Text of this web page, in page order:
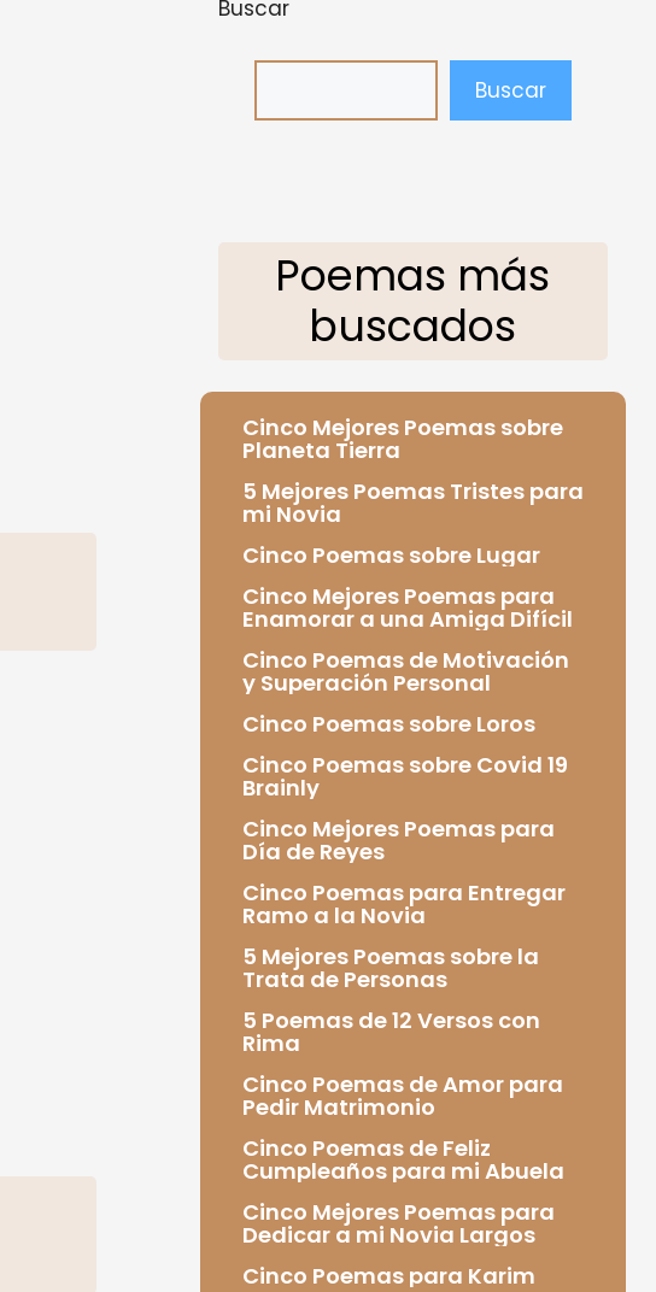
Buscar
Buscar
Poemas más
buscados
Cinco Mejores Poemas sobre
Planeta Tierra
5 Mejores Poemas Tristes para
mi Novia
Cinco Poemas sobre Lugar
Cinco Mejores Poemas para
Enamorar a una Amiga Difícil
Cinco Poemas de Motivación
y Superación Personal
Cinco Poemas sobre Loros
Cinco Poemas sobre Covid 19
Brainly
Cinco Mejores Poemas para
Día de Reyes
Cinco Poemas para Entregar
Ramo a la Novia
5 Mejores Poemas sobre la
Trata de Personas
5 Poemas de 12 Versos con
Rima
Cinco Poemas de Amor para
Pedir Matrimonio
Cinco Poemas de Feliz
Cumpleaños para mi Abuela
Cinco Mejores Poemas para
Dedicar a mi Novia Largos
Cinco Poemas para Karim